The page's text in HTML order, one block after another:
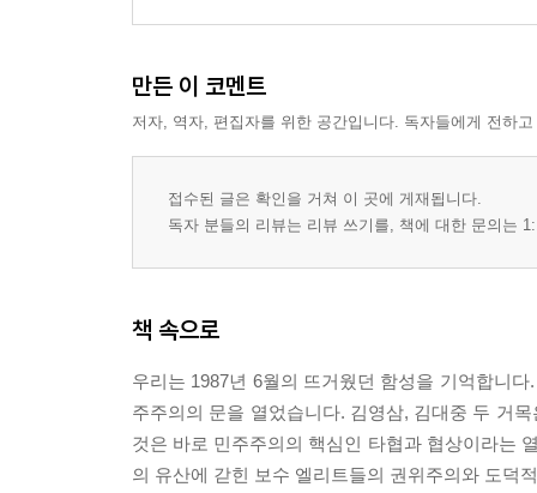
만든 이 코멘트
저자, 역자, 편집자를 위한 공간입니다. 독자들에게 전하
접수된 글은 확인을 거쳐 이 곳에 게재됩니다.
독자 분들의 리뷰는 리뷰 쓰기를, 책에 대한 문의는
책 속으로
우리는 1987년 6월의 뜨거웠던 함성을 기억합니
주주의의 문을 열었습니다. 김영삼, 김대중 두 거
것은 바로 민주주의의 핵심인 타협과 협상이라는
의 유산에 갇힌 보수 엘리트들의 권위주의와 도덕